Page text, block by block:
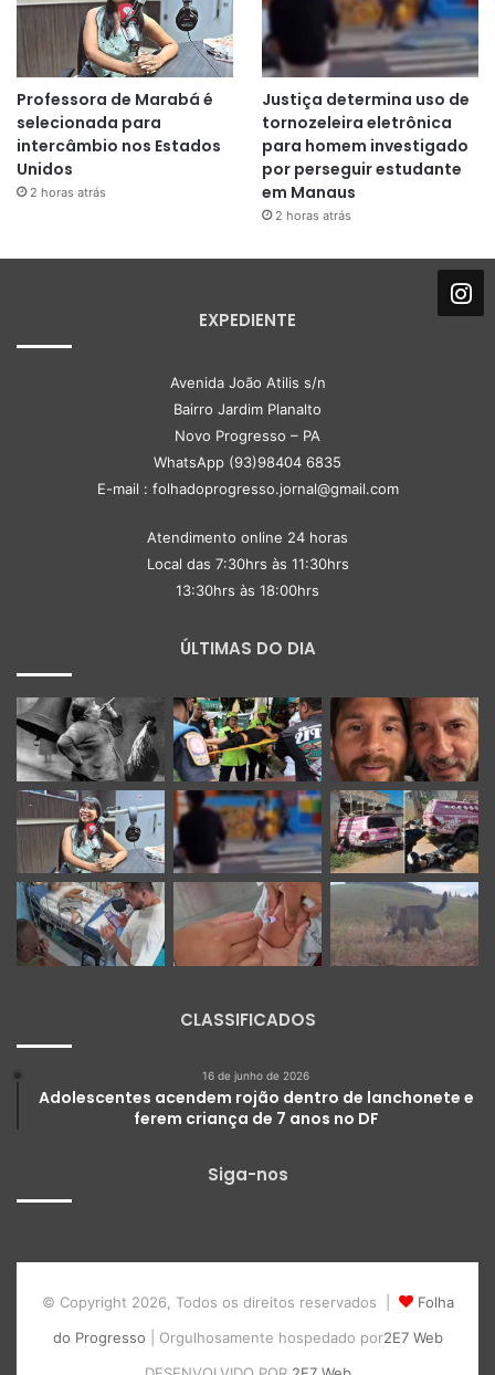
Professora de Marabá é
selecionada para
intercâmbio nos Estados
Unidos
2 horas atrás
Justiça determina uso de
tornozeleira eletrônica
para homem investigado
por perseguir estudante
em Manaus
2 horas atrás
EXPEDIENTE
Avenida João Atilis s/n
Bairro Jardim Planalto
Novo Progresso – PA
WhatsApp (93)98404 6835
E-mail : folhadoprogresso.jornal@gmail.com
Atendimento online 24 horas
Local das 7:30hrs às 11:30hrs
13:30hrs às 18:00hrs
ÚLTIMAS DO DIA
CLASSIFICADOS
16 de junho de 2026
Adolescentes acendem rojão dentro de lanchonete e
ferem criança de 7 anos no DF
Siga-nos
© Copyright 2026, Todos os direitos reservados |
Folha
do Progresso | Orgulhosamente hospedado por2E7 Web